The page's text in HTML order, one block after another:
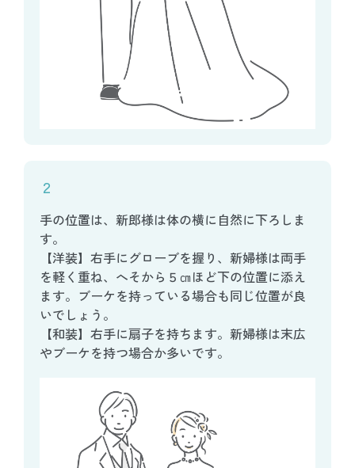
２
手の位置は、新郎様は体の横に自然に下ろしま
す。
【洋装】右手にグローブを握り、新婦様は両手
を軽く重ね、へそから５㎝ほど下の位置に添え
ます。ブーケを持っている場合も同じ位置が良
いでしょう。
【和装】右手に扇子を持ちます。新婦様は末広
やブーケを持つ場合か多いです。